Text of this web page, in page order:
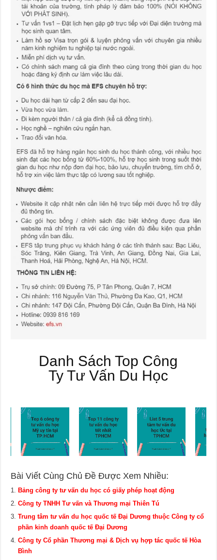
Danh Sách Top Công
Ty Tư Vấn Du Học
Bài Viết Cùng Chủ Đề Được Xem Nhiều:
Bảng công ty tư vấn du học có giấy phép hoạt động
Công ty TNHH Tư vấn và Thương mại Thiên Tú
Trung tâm tư vấn du học quốc tế Đại Dương thuộc Công ty cổ
phần kinh doanh quốc tế Đại Dương
Công ty Cổ phần Thương mại & Dịch vụ hợp tác quốc tế Hòa
Bình